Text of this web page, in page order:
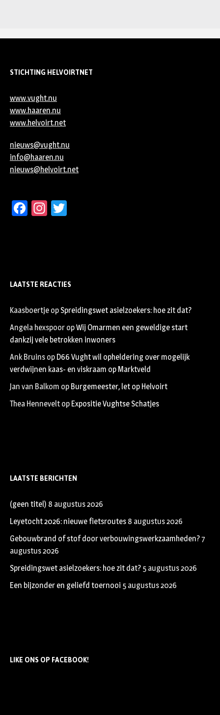
STICHTING HELVOIRTNET
www.vught.nu
www.haaren.nu
www.helvoirt.net
nieuws@vught.nu
info@haaren.nu
nieuws@helvoirt.net
Facebook
Instagram
LAATSTE REACTIES
Kaasboertje op Spreidingswet asielzoekers: hoe zit dat?
Angela hexspoor opWij Omarmen een geweldige start
dankzij vele betrokken inwoners
Ank Bruins op D66 Vught wil opheldering over mogelijk
verdwijnen kaas- en viskraam op Marktveld
Jan van Balkom op Burgemeester, let op Helvoirt
Thea Hennevelt op Expositie Vughtse Schatjes
LAATSTE BERICHTEN
(geen titel) 8 augustus 2026
Leyetocht 2026: nieuwe fietsroutes 8 augustus 2026
Gebouwbrand of stof door verbouwingswerkzaamheden?7
augustus 2026
Spreidingswet asielzoekers: hoe zit dat? 5 augustus 2026
Een bijzonder en geliefd toernooi 5 augustus 2026
LIKE ONS OP FACEBOOK!